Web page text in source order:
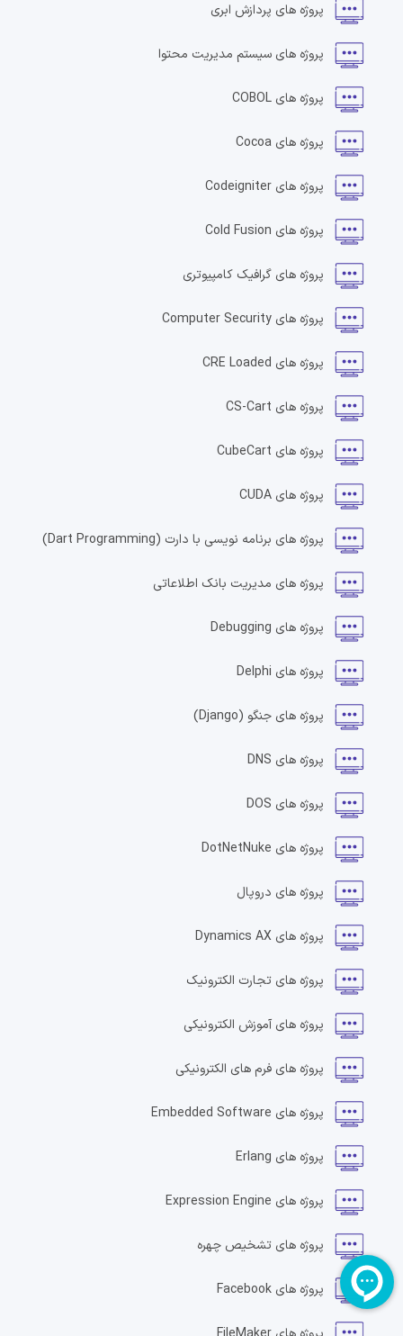
پروژه های پردازش ابری
پروژه های سیستم مدیریت محتوا
پروژه های COBOL
پروژه های Cocoa
پروژه های Codeigniter
پروژه های Cold Fusion
پروژه های گرافیک کامپیوتری
پروژه های Computer Security
پروژه های CRE Loaded
پروژه های CS-Cart
پروژه های CubeCart
پروژه های CUDA
پروژه های برنامه نویسی با دارت (Dart Programming)
پروژه های مدیریت بانک اطلاعاتی
پروژه های Debugging
پروژه های Delphi
پروژه های جنگو (Django)
پروژه های DNS
پروژه های DOS
پروژه های DotNetNuke
پروژه های دروپال
پروژه های Dynamics AX
پروژه های تجارت الکترونیک
پروژه های آموزش الکترونیکی
پروژه های فرم های الکترونیکی
پروژه های Embedded Software
پروژه های Erlang
پروژه های Expression Engine
پروژه های تشخیص چهره
پروژه های Facebook